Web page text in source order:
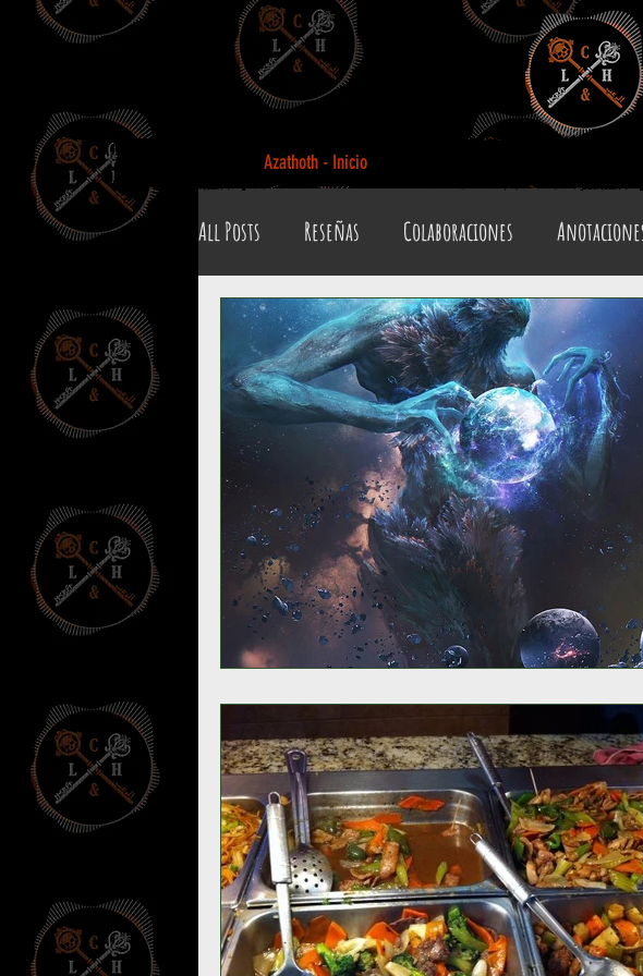
Azathoth - Inicio
All Posts Reseñas Colaboraciones
Biografías y datos De Boca del Loco Gabinete
Efemérides y celebraciones Bestiario del Horror
Umbrarum hic locus est Ensayos L'horreur En
Susurros Innombrables